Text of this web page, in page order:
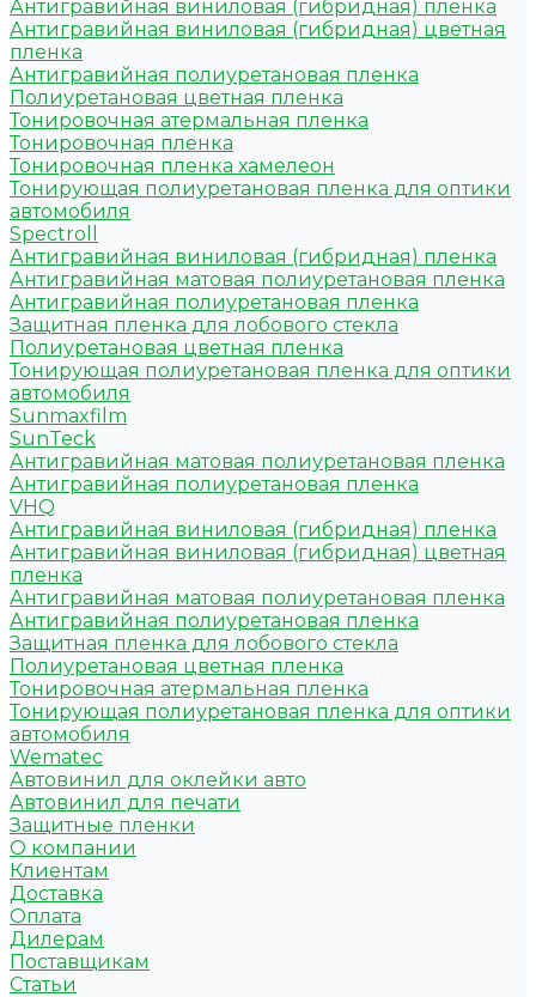
Антигравийная виниловая (гибридная) пленка
Антигравийная виниловая (гибридная) цветная
пленка
Антигравийная полиуретановая пленка
Полиуретановая цветная пленка
Тонировочная атермальная пленка
Тонировочная пленка
Тонировочная пленка хамелеон
Тонирующая полиуретановая пленка для оптики
автомобиля
Spectroll
Антигравийная виниловая (гибридная) пленка
Антигравийная матовая полиуретановая пленка
Антигравийная полиуретановая пленка
Защитная пленка для лобового стекла
Полиуретановая цветная пленка
Тонирующая полиуретановая пленка для оптики
автомобиля
Sunmaxfilm
SunTeck
Антигравийная матовая полиуретановая пленка
Антигравийная полиуретановая пленка
VHQ
Антигравийная виниловая (гибридная) пленка
Антигравийная виниловая (гибридная) цветная
пленка
Антигравийная матовая полиуретановая пленка
Антигравийная полиуретановая пленка
Защитная пленка для лобового стекла
Полиуретановая цветная пленка
Тонировочная атермальная пленка
Тонирующая полиуретановая пленка для оптики
автомобиля
Wematec
Автовинил для оклейки авто
Автовинил для печати
Защитные пленки
О компании
Клиентам
Доставка
Оплата
Дилерам
Поставщикам
Статьи